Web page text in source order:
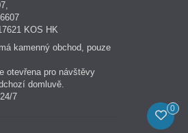
KOS HK
kamenný obchod, pouze
otevřena pro návštěvy
domluvě.
7
0